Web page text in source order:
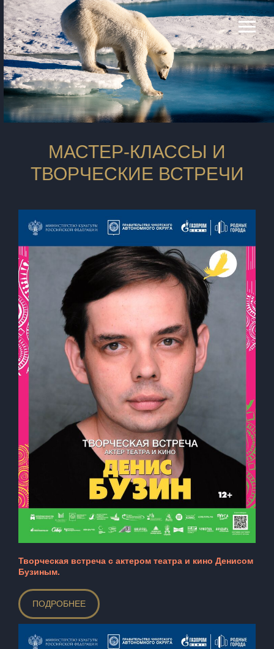
МАСТЕР-КЛАССЫ И
ТВОРЧЕСКИЕ ВСТРЕЧИ
Творческая встреча с актером театра и кино Денисом
Бузиным.
ПОДРОБНЕЕ